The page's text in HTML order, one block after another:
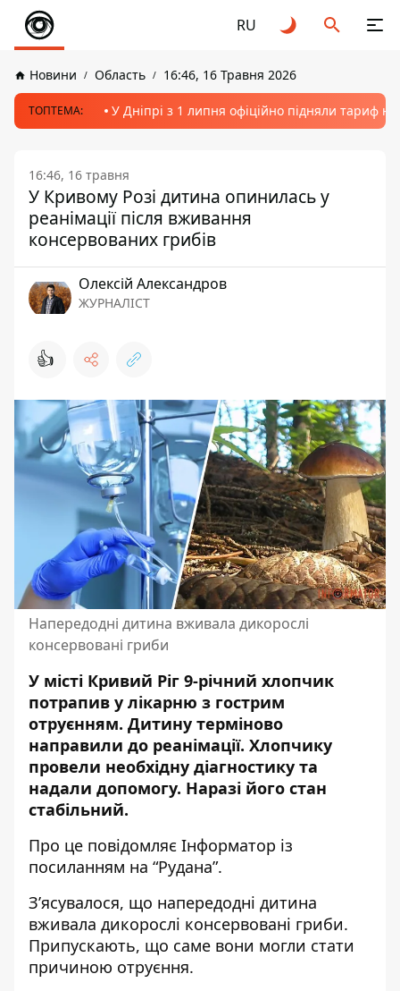
RU
Новини Область 16:46, 16 Травня 2026
ТОПТЕМА: У Дніпрі з 1 липня офіційно підняли тариф
16:46, 16 травня
У Кривому Розі дитина опинилась у
реанімації після вживання
консервованих грибів
Олексій Александров
ЖУРНАЛІСТ
👍
Напередодні дитина вживала дикорослі
консервовані гриби
У місті Кривий Ріг 9-річний хлопчик
потрапив у лікарню з гострим
отруєнням. Дитину терміново
направили до реанімації. Хлопчику
провели необхідну діагностику та
надали допомогу. Наразі його стан
стабільний.
Про це повідомляє Інформатор із
посиланням на “Рудана”.
З’ясувалося, що напередодні дитина
вживала дикорослі консервовані гриби.
Припускають, що саме вони могли стати
причиною отруєння.